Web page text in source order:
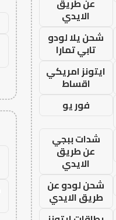
الايدي
شحن يلا لودو
تابي تمارا
ايتونز امريكي
اقساط
فور يو
شدات ببجي
عن طريق
الايدي
شحن لودو عن
طريق الايدي